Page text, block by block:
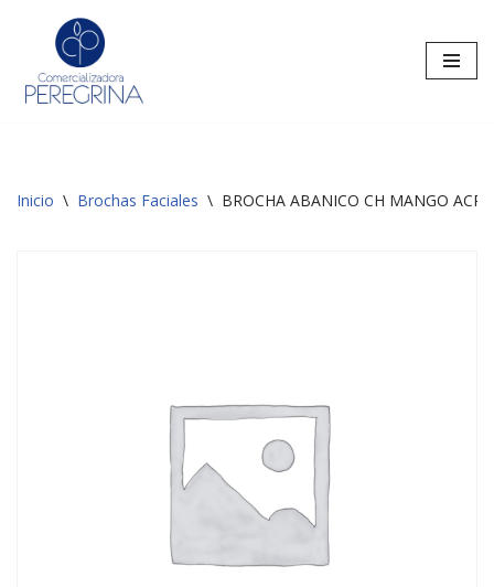
Saltar
al
Inicio \ Brochas Faciales \ BROCHA ABANICO CH MANGO